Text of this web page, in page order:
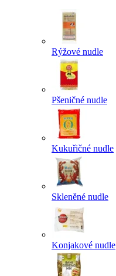
Rýžové nudle
Pšeničné nudle
Kukuřičné nudle
Skleněné nudle
Konjakové nudle